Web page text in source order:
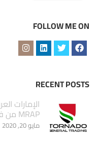
FOLLOW ME ON
RECENT POSTS
الإمارات
MRAP من فائض العتاد الدفاعي الأمريكي
مايو 20, 2020